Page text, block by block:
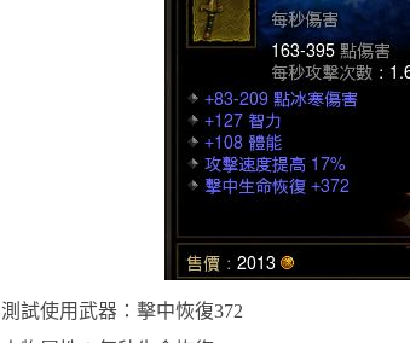
測試使用武器：擊中恢復372